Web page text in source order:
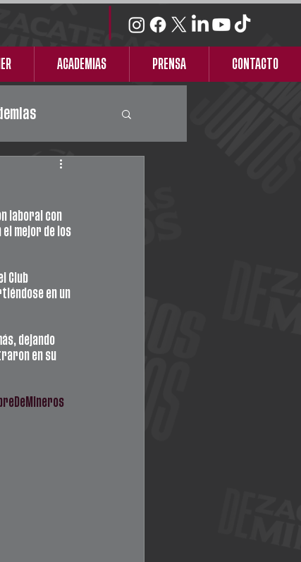
ACADEMIAS PRENSA CONTACTO
laboral con
el mejor de los
Club
en un
dejando
en su